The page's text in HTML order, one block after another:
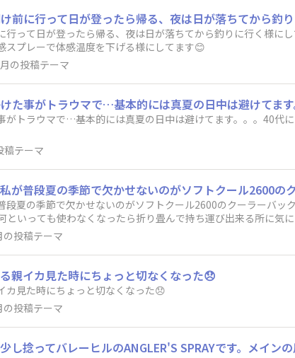
行って日が登ったら帰る、夜は日が落ちてから釣りに行く様に
スプレーで体感温度を下げる様にしてます😊
の投稿テーマ
トラウマで…基本的には真夏の日中は避けてます。。。40代
稿テーマ
段夏の季節で欠かせないのがソフトクール2600のクーラーバッ
いっても使わなくなったら折り畳んで持ち運び出来る所に気
上コンパクトになる所で毎年使用しています。これからの季節
の投稿テーマ
親イカ見た時にちょっと切なくなった😞
カ見た時にちょっと切なくなった😞
の投稿テーマ